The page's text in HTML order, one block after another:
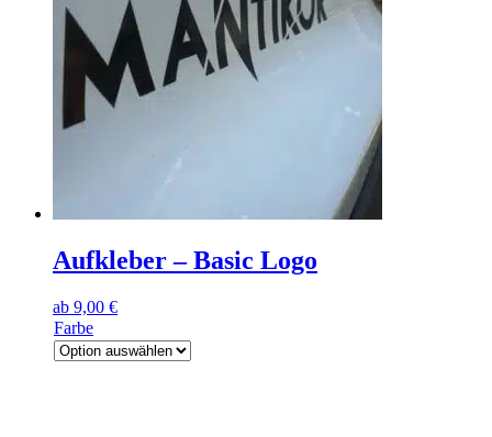
Aufkleber – Basic Logo
ab 9,00 €
Farbe